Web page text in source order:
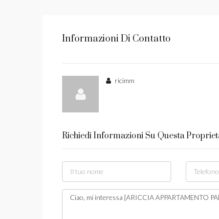
Informazioni Di Contatto
ricimm
Richiedi Informazioni Su Questa